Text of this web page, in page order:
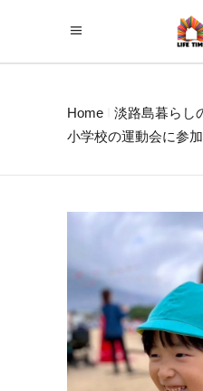
Home
淡路島暮らし
小学校の運動会に参